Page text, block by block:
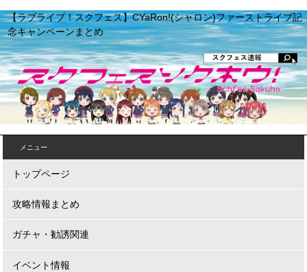
【ラブライブ！スクフェス】CYaRon!(シャロン)ファーストライブ記
念キャンペーンまとめ
メニュー
トップページ
攻略情報まとめ
ガチャ・勧誘関連
イベント情報